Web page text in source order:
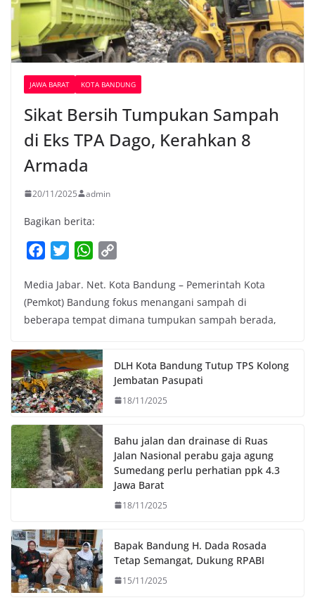
JAWA BARAT KOTA BANDUNG
Sikat Bersih Tumpukan Sampah
di Eks TPA Dago, Kerahkan 8
Armada
20/11/2025 admin
Bagikan berita:
c
e
b
o
k
i
t
t
r
W
a
t
s
p
p
p
y
L
n
k
Media Jabar. Net. Kota Bandung – Pemerintah Kota
(Pemkot) Bandung fokus menangani sampah di
beberapa tempat dimana tumpukan sampah berada,
DLH Kota Bandung Tutup TPS Kolong
Jembatan Pasupati
18/11/2025
Bahu jalan dan drainase di Ruas
Jalan Nasional perabu gaja agung
Sumedang perlu perhatian ppk 4.3
Jawa Barat
18/11/2025
Bapak Bandung H. Dada Rosada
Tetap Semangat, Dukung RPABI
15/11/2025